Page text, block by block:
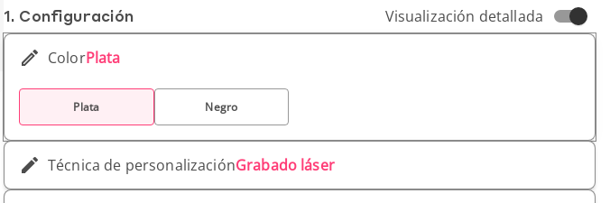
1. Conf­iguración Visualización detallada
ColorPlata
Plata Negro
Técnica de personalizaciónGrabado láser